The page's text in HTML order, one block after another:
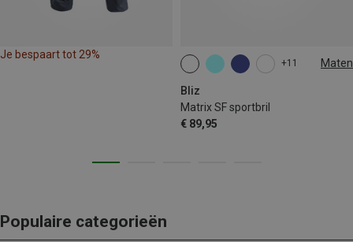
Je bespaart tot 29%
+11 Maten
Bliz
Matrix SF sportbril
€ 89,95
ONE SIZE
Populaire categorieën